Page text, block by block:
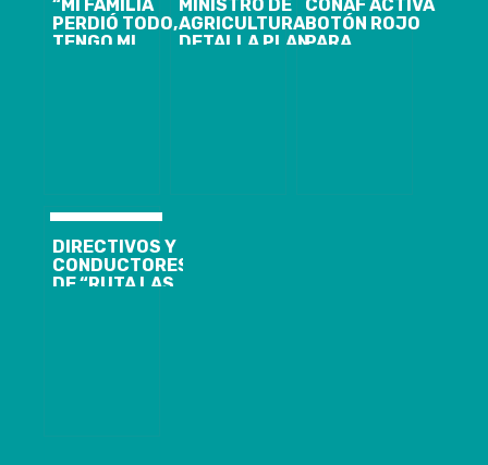
“MI FAMILIA
PERDIÓ TODO,
TENGO MI
MINISTRO DE
AGRICULTURA
DETALLA PLAN
CONAF ACTIVA
BOTÓN ROJO
PARA
DIRECTIVOS Y
CONDUCTORES
DE “RUTA LAS